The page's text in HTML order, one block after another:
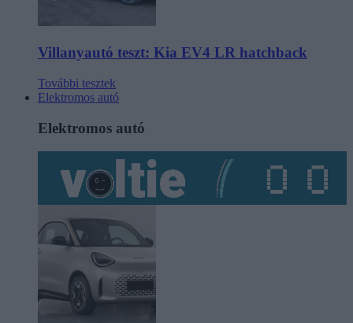
Villanyautó teszt: Kia EV4 LR hatchback
További tesztek
Elektromos autó
Elektromos autó